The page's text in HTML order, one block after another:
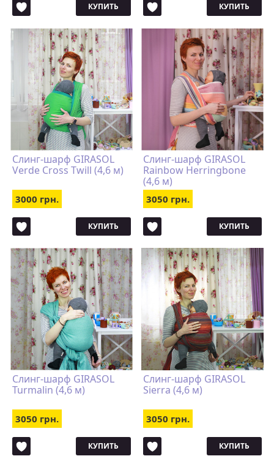
КУПИТЬ КУПИТЬ
Слинг-шарф GIRASOL
Verde Cross Twill (4,6 м)
3000 грн.
КУПИТЬ
Слинг-шарф GIRASOL
Rainbow Herringbone
(4,6 м)
3050 грн.
КУПИТЬ
Слинг-шарф GIRASOL
Turmalin (4,6 м)
3050 грн.
КУПИТЬ
Слинг-шарф GIRASOL
Sierra (4,6 м)
3050 грн.
КУПИТЬ